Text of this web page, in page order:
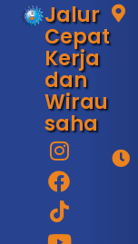
Jalur
Cepat
Kerja
dan
Wirau
saha